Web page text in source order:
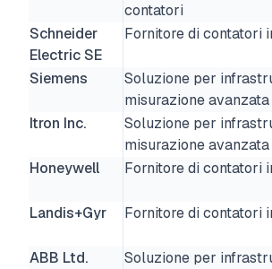
contatori
Schneider
Electric SE
Fornitore di contatori
Siemens
Soluzione per
misurazione avanzata
Itron Inc.
Soluzione per
misurazione avanzata
Honeywell Fornitore di contatori
Landis+Gyr Fornitore di contatori
ABB Ltd.
Soluzione per